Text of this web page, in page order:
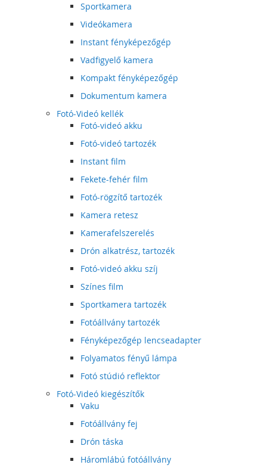
Sportkamera
Videókamera
Instant fényképezőgép
Vadfigyelő kamera
Kompakt fényképezőgép
Dokumentum kamera
Fotó-Videó kellék
Fotó-videó akku
Fotó-videó tartozék
Instant film
Fekete-fehér film
Fotó-rögzítő tartozék
Kamera retesz
Kamerafelszerelés
Drón alkatrész, tartozék
Fotó-videó akku szíj
Színes film
Sportkamera tartozék
Fotóállvány tartozék
Fényképezőgép lencseadapter
Folyamatos fényű lámpa
Fotó stúdió reflektor
Fotó-Videó kiegészítők
Vaku
Fotóállvány fej
Drón táska
Háromlábú fotóállvány